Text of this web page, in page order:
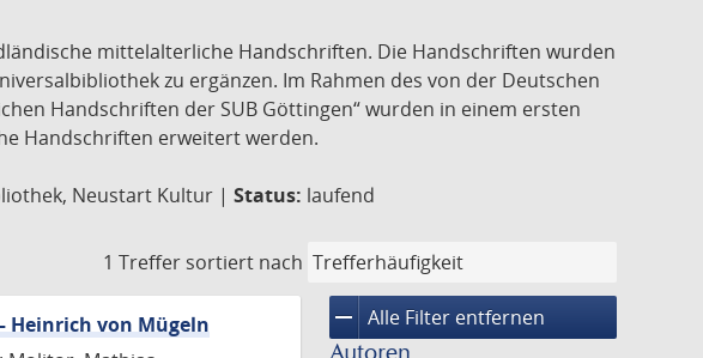
mittelalterliche Handschriften. Die Handschriften wurden
zu ergänzen. Im Rahmen des von der Deutschen
Handschriften der SUB Göttingen“ wurden in einem ersten
Handschriften erweitert werden.
Neustart Kultur | Status: laufend
1 Treffer sortiert nach
remove Alle Filter entfernen
Heinrich von Mügeln